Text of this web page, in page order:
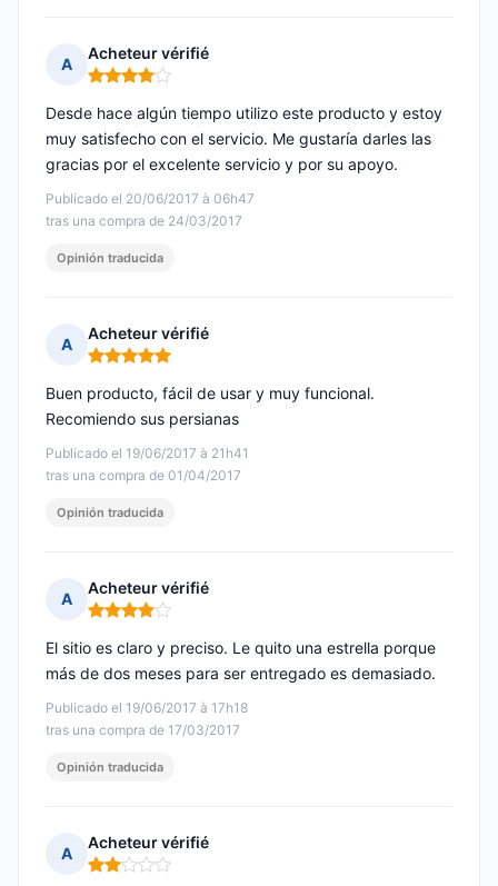
A
Acheteur vérifié
Nota: 4 de 5
Publicado el 20/06/2017 à 06h47
tras una compra de 24/03/2017
Desde hace algún tiempo utilizo este producto y estoy
muy satisfecho con el servicio. Me gustaría darles las
gracias por el excelente servicio y por su apoyo.
Opinión traducida
A
Acheteur vérifié
Nota: 5 de 5
Publicado el 19/06/2017 à 21h41
tras una compra de 01/04/2017
Buen producto, fácil de usar y muy funcional.
Recomiendo sus persianas
Opinión traducida
A
Acheteur vérifié
Nota: 4 de 5
Publicado el 19/06/2017 à 17h18
tras una compra de 17/03/2017
El sitio es claro y preciso. Le quito una estrella porque
más de dos meses para ser entregado es demasiado.
Opinión traducida
A
Acheteur vérifié
Nota: 2 de 5